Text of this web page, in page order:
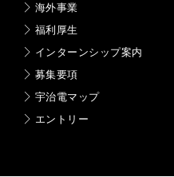
海外事業
福利厚生
インターンシップ案内
募集要項
宇治電マップ
エントリー